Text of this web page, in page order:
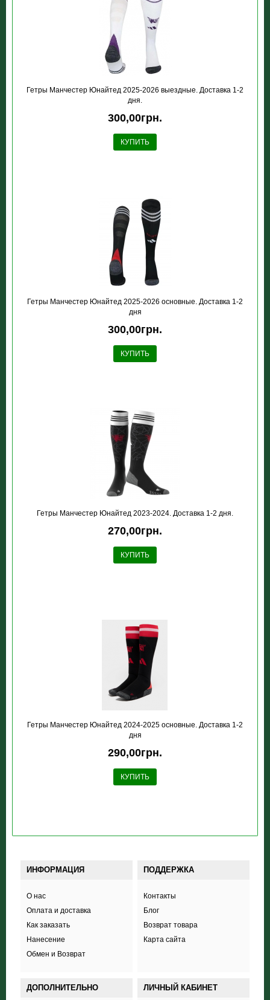
Гетры Манчестер Юнайтед 2025-2026 выездные. Доставка 1-2
дня.
300,00грн.
КУПИТЬ
Гетры Манчестер Юнайтед 2025-2026 основные. Доставка 1-2
дня
300,00грн.
КУПИТЬ
Гетры Манчестер Юнайтед 2023-2024. Доставка 1-2 дня.
270,00грн.
КУПИТЬ
Гетры Манчестер Юнайтед 2024-2025 основные. Доставка 1-2
дня
290,00грн.
КУПИТЬ
ИНФОРМАЦИЯ
О нас
Оплата и доставка
Как заказать
Нанесение
Обмен и Возврат
ПОДДЕРЖКА
Контакты
Блог
Возврат товара
Карта сайта
ДОПОЛНИТЕЛЬНО ЛИЧНЫЙ КАБИНЕТ